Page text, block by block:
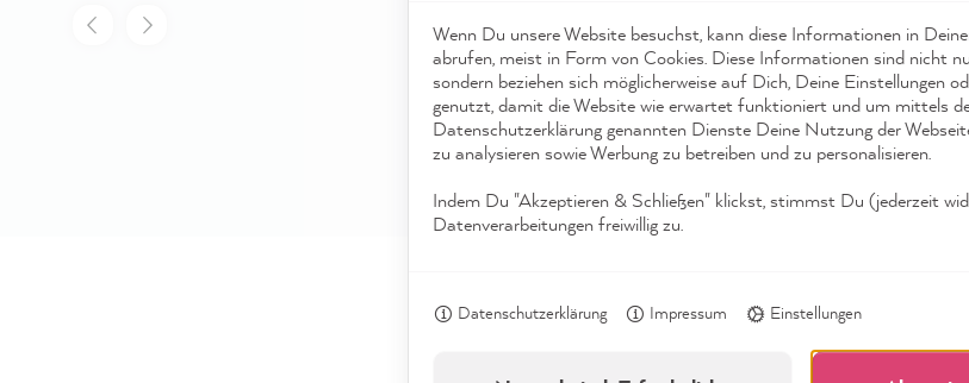
schabloniert. Auch das
ein.
kleine
besonders
Schablone
vorsichtig
Alle Bewertungen anzeigen
Wenn Du unsere Website besuchst, kann diese Informationen in
abrufen, meist in Form von Cookies. Diese Informationen sind nicht
sondern beziehen sich möglicherweise auf Dich, Deine Einstellungen
genutzt, damit die Website wie erwartet funktioniert und um mittels
Datenschutzerklärung genannten Dienste Deine Nutzung der
zu analysieren sowie Werbung zu betreiben und zu personalisieren.
Indem Du "Akzeptieren & Schließen" klickst, stimmst Du (jederzeit
Datenverarbeitungen freiwillig zu.
Datenschutzerklärung Impressum Einstellungen